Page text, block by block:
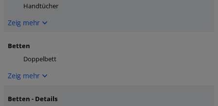
Handtücher
Zeig mehr
Betten
Doppelbett
Zeig mehr
Betten - Details